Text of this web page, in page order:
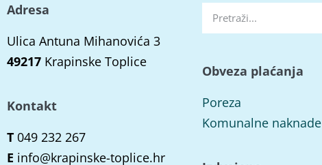
Adresa
Ulica Antuna Mihanovića 3
49217 Krapinske Toplice
Kontakt
T 049 232 267
E info@krapinske-toplice.hr
Obveza plaćanja
Poreza
Komunalne naknade